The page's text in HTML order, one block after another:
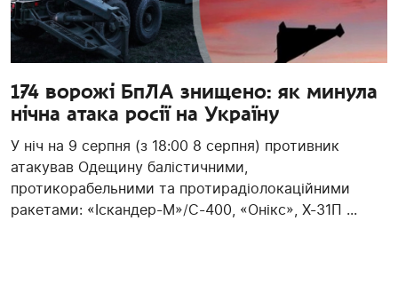
174 ворожі БпЛА знищено: як минула
нічна атака росії на Україну
У ніч на 9 серпня (з 18:00 8 серпня) противник
атакував Одещину балістичними,
протикорабельними та протирадіолокаційними
ракетами: «Іскандер-М»/С-400, «Онікс», Х-31П ...